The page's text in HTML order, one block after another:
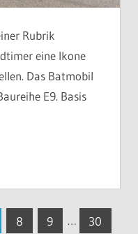
Rubrik
eine Ikone
Das Batmobil
E9. Basis
8 9 …
30